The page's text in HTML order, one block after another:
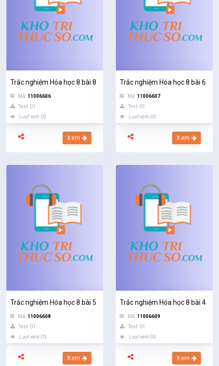
Trắc nghiệm Hóa học 8 bài 8
Mã: 11006606
Test: 01
Lượt xem:03
Xem
Trắc nghiệm Hóa học 8 bài 6
Mã: 11006607
Test: 01
Lượt xem:03
Xem
Trắc nghiệm Hóa học 8 bài 5
Mã: 11006608
Test: 01
Lượt xem:03
Xem
Trắc nghiệm Hóa học 8 bài 4
Mã: 11006609
Test: 01
Lượt xem:03
Xem